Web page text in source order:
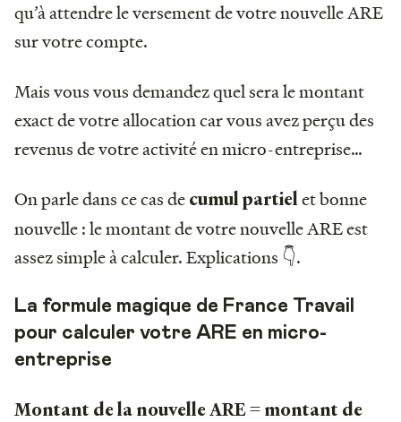
qu’à attendre le versement de votre nouvelle ARE
sur votre compte.
Mais vous vous demandez quel sera le montant
exact de votre allocation car vous avez perçu des
revenus de votre activité en micro-entreprise…
On parle dans ce cas de cumul partiel et bonne
nouvelle : le montant de votre nouvelle ARE est
assez simple à calculer. Explications 👇.
La formule magique de France Travail
pour calculer votre ARE en micro-
entreprise
Montant de la nouvelle ARE = montant de